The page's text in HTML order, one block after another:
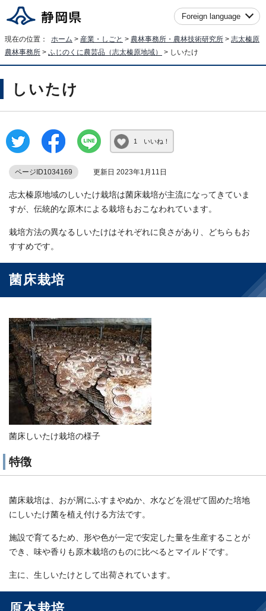
Foreign language
現在の位置： ホーム > 産業・しごと > 農林事務所・農林技術研究所 > 志太榛原
農林事務所 > ふじのくに農芸品（志太榛原地域） > しいたけ
しいたけ
1 いいね！
ページID1034169 更新日 2023年1月11日
志太榛原地域のしいたけ栽培は菌床栽培が主流になってきていま
すが、伝統的な原木による栽培もおこなわれています。
栽培方法の異なるしいたけはそれぞれに良さがあり、どちらもお
すすめです。
菌床栽培
菌床しいたけ栽培の様子
特徴
菌床栽培は、おが屑にふすまやぬか、水などを混ぜて固めた培地
にしいたけ菌を植え付ける方法です。
施設で育てるため、形や色が一定で安定した量を生産することが
でき、味や香りも原木栽培のものに比べるとマイルドです。
主に、生しいたけとして出荷されています。